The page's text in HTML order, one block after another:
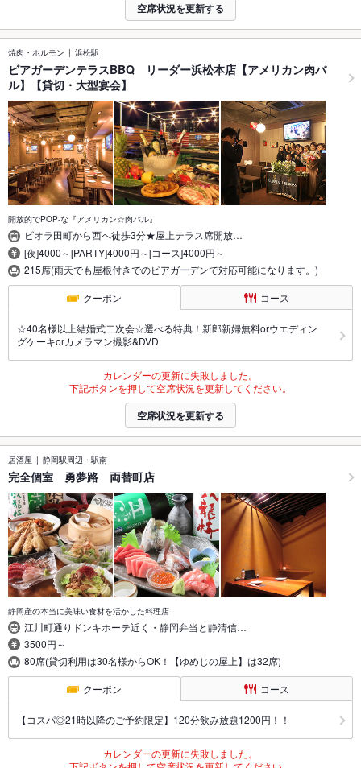
空席状況を更新する
焼肉・ホルモン 浜松駅
ビアガーデンテラスBBQ リーダー浜松本店【アメリカン肉バ
ル】【貸切・大型宴会】
開放的でPOP-な『アメリカン☆肉バル』
ビオラ田町から西へ徒歩3分★屋上テラス席開放…
[夜]4000～[PARTY]4000円～[コース]4000円～
215席(雨天でも屋根付きでのビアガーデンで対応可能になります。)
クーポン コース
☆40名様以上結婚式二次会☆選べる特典！新郎新婦無料orウエディン
グケーキorカメラマン撮影&DVD
カレンダーの更新に失敗しました。
下記ボタンを押して空席状況を更新してください。
空席状況を更新する
居酒屋 静岡駅周辺・駅南
完全個室 勇夢路 両替町店
静岡産の本当に美味い食材を活かした料理店
江川町通りドンキホーテ近く・静岡弁当と静清信…
3500円～
80席(貸切利用は30名様からOK！【ゆめじの屋上】は32席)
クーポン コース
【コスパ◎21時以降のご予約限定】120分飲み放題1200円！！
カレンダーの更新に失敗しました。